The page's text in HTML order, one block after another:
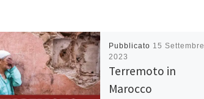
Pubblicato 15 Settembre
2023
Terremoto in
Marocco